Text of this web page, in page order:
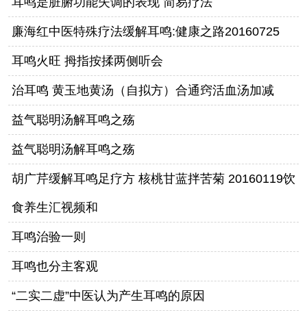
廉海红中医特殊疗法缓解耳鸣:健康之路20160725
耳鸣火旺 拇指按揉两侧听会
治耳鸣 黄玉地黄汤（自拟方）合通窍活血汤加减
益气聪明汤解耳鸣之殇
益气聪明汤解耳鸣之殇
胡广芹缓解耳鸣足疗方 核桃甘蓝拌苦菊 20160119饮
食养生汇视频和
耳鸣治验一则
耳鸣也分主客观
“二实二虚”中医认为产生耳鸣的原因